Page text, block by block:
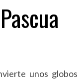
unos globos